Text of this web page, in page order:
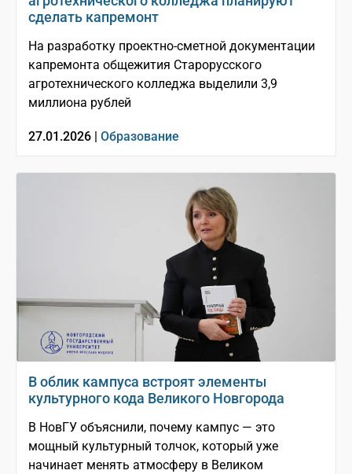
сделать капремонт
На разработку проектно-сметной документации
капремонта общежития Старорусского
агротехнического колледжа выделили 3,9
миллиона рублей
27.01.2026 | Образование
В облик кампуса встроят элементы
культурного кода Великого Новгорода
В НовГУ объяснили, почему кампус — это
мощный культурный толчок, который уже
начинает менять атмосферу в Великом